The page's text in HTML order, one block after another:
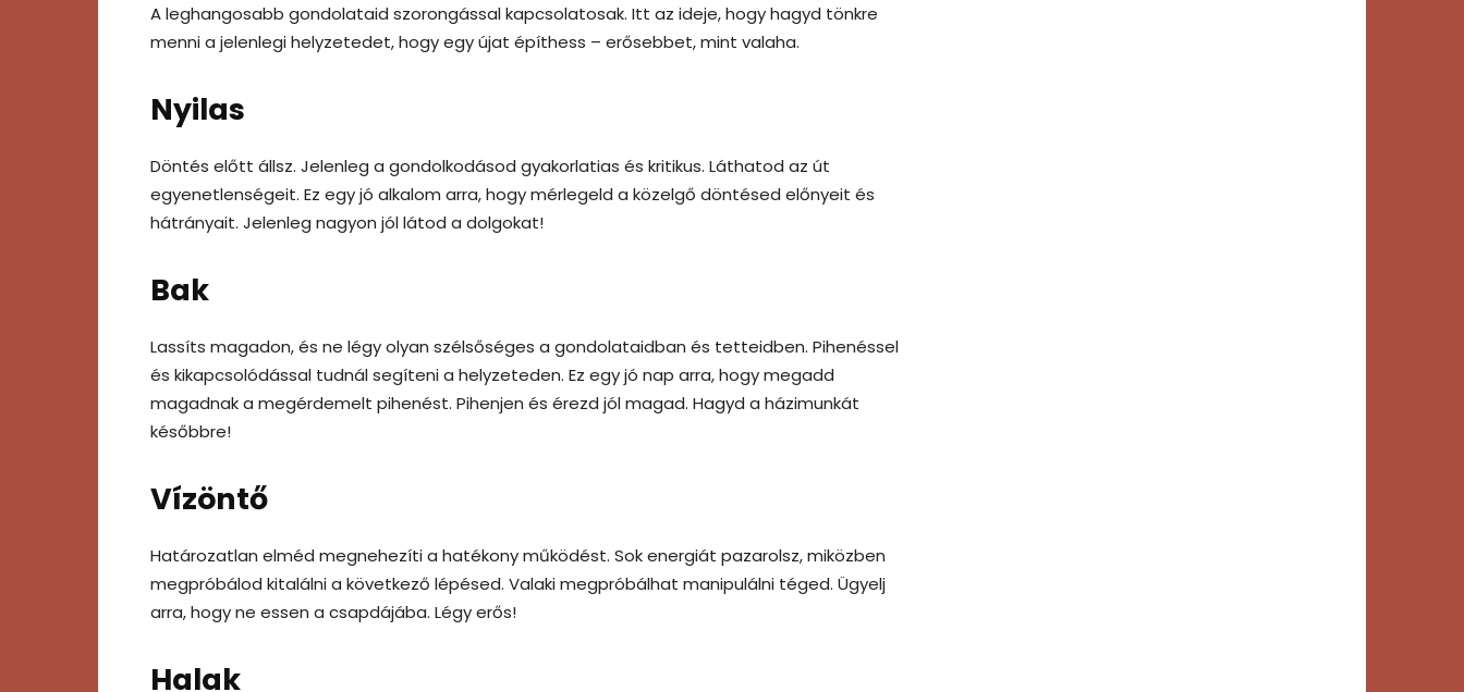
A leghangosabb gondolataid szorongással kapcsolatosak. Itt az ideje, hogy hagyd tönkre
menni a jelenlegi helyzetedet, hogy egy újat építhess – erősebbet, mint valaha.
Nyilas
Döntés előtt állsz. Jelenleg a gondolkodásod gyakorlatias és kritikus. Láthatod az út
egyenetlenségeit. Ez egy jó alkalom arra, hogy mérlegeld a közelgő döntésed előnyeit és
hátrányait. Jelenleg nagyon jól látod a dolgokat!
Bak
Lassíts magadon, és ne légy olyan szélsőséges a gondolataidban és tetteidben. Pihenéssel
és kikapcsolódással tudnál segíteni a helyzeteden. Ez egy jó nap arra, hogy megadd
magadnak a megérdemelt pihenést. Pihenjen és érezd jól magad. Hagyd a házimunkát
későbbre!
Vízöntő
Határozatlan elméd megnehezíti a hatékony működést. Sok energiát pazarolsz, miközben
megpróbálod kitalálni a következő lépésed. Valaki megpróbálhat manipulálni téged. Ügyelj
arra, hogy ne essen a csapdájába. Légy erős!
Halak